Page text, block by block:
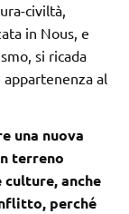
civiltà,
in Nous, e
si ricada
al
una nuova
terreno
anche
perché